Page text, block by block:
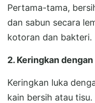
Pertama-tama,
dan sabun secara
kotoran dan bakteri.
2. Keringkan
Keringkan luka
kain bersih atau